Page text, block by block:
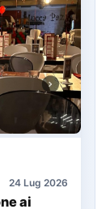
24 Lug 2026
ai